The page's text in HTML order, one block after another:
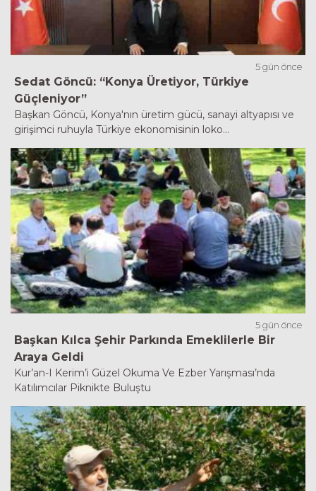
5 gün önce
Sedat Göncü: “Konya Üretiyor, Türkiye
Güçleniyor”
Başkan Göncü, Konya'nın üretim gücü, sanayi altyapısı ve
girişimci ruhuyla Türkiye ekonomisinin loko...
5 gün önce
Başkan Kılca Şehir Parkında Emeklilerle Bir
Araya Geldi
Kur’an-I Kerim’i Güzel Okuma Ve Ezber Yarışması’nda
Katılımcılar Piknikte Buluştu